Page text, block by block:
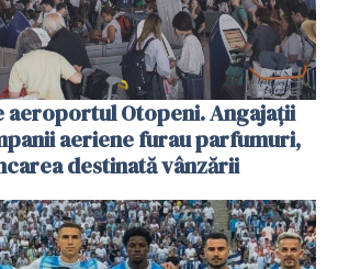
aeroportul Otopeni. Angajații
aeriene furau parfumuri,
destinată vânzării